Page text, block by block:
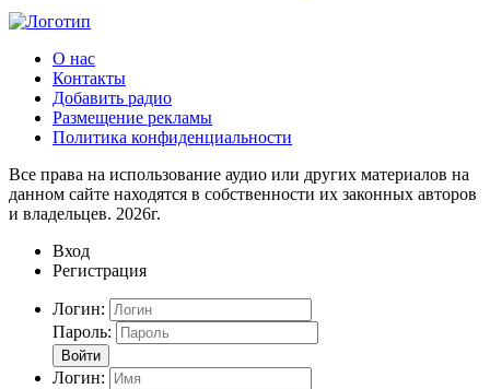
О нас
Контакты
Добавить радио
Размещение рекламы
Политика конфиденциальности
Все права на использование аудио или других материалов на
данном сайте находятся в собственности их законных авторов
и владельцев. 2026г.
Вход
Регистрация
Логин:
Пароль:
Войти
Логин: